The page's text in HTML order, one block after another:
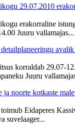
29.07.2010
erakorraline
Juuru vallamajas...
korraldab 29.07-
Juuru
noorte kotkaste
Eidaperes
suvelaager...